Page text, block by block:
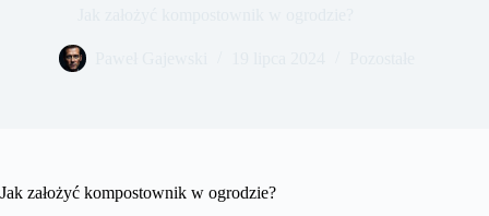
Jak założyć kompostownik w ogrodzie?